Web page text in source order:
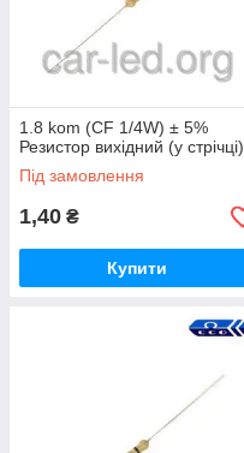
1.8 kom (CF 1/4W) ± 5%
Резистор вихідний (у стрічці)
Під замовлення
1,40 ₴
Купити